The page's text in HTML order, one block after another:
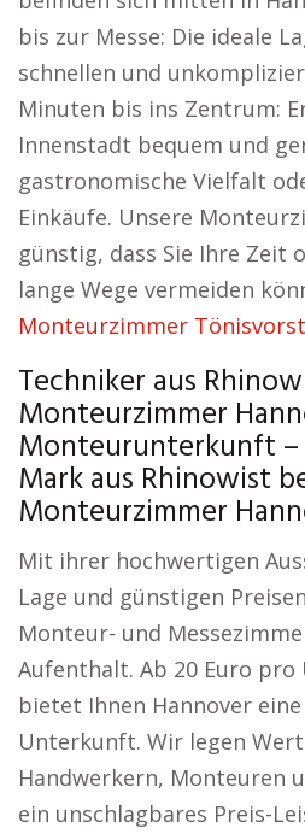
bis zur Messe: Die ideale
schnellen und
Minuten bis ins Zentrum:
Innenstadt bequem und
gastronomische Vielfalt
Einkäufe. Unsere
günstig, dass Sie Ihre Zeit
lange Wege vermeiden
Monteurzimmer Tönisvorst
Techniker aus
Monteurzimmer
Monteurunterkunft
Mark aus Rhinowist
Monteurzimmer
Mit ihrer hochwertigen
Lage und günstigen
Monteur- und
Aufenthalt. Ab 20 Euro
bietet Ihnen Hannover
Unterkunft. Wir legen
Handwerkern, Monteuren
ein unschlagbares Preis-